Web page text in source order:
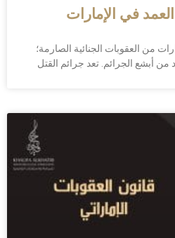
في الإمارات
من العقوبات الجنائية الصارمة؛
من أبشع الجرائم. تعد جرائم القتل